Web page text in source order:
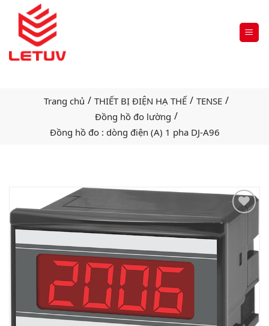
Trang chủ / THIẾT BỊ ĐIỆN HẠ THẾ / TENSE /
Đồng hồ đo lường /
Đồng hồ đo : dòng điện (A) 1 pha DJ-A96
wishlist